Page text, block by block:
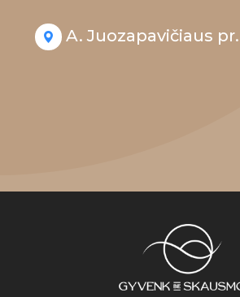
A. Juozapavičiaus